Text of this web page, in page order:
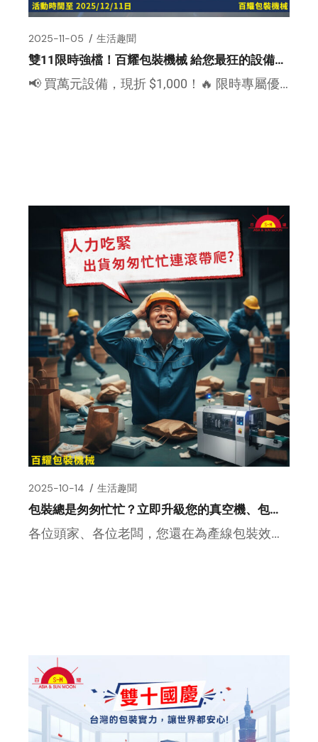
2025-11-05 生活趣聞
雙11限時強檔！百耀包裝機械 給您最狂的設備升級優惠！
📢 買萬元設備，現折 $1,000！🔥 限時專屬優惠，敬請把握！ 老闆們、頭家們！每年一次的設備升級最佳時機來 […]
2025-10-14 生活趣聞
包裝總是匆匆忙忙？立即升級您的真空機、包裝機設備!
各位頭家、各位老闆，您還在為產線包裝效率低落而傷神嗎？ 當您看著趕不完的訂單、封不完的袋子，是不是也常常在心中 […]